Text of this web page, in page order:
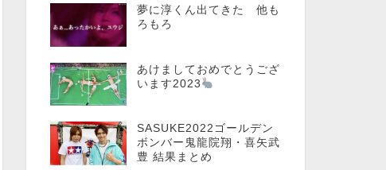
夢に淳くん出てきた 他も
ろもろ
あけましておめでとうござ
います2023
SASUKE2022ゴールデン
ボンバー鬼龍院翔・喜矢武
豊 結果まとめ